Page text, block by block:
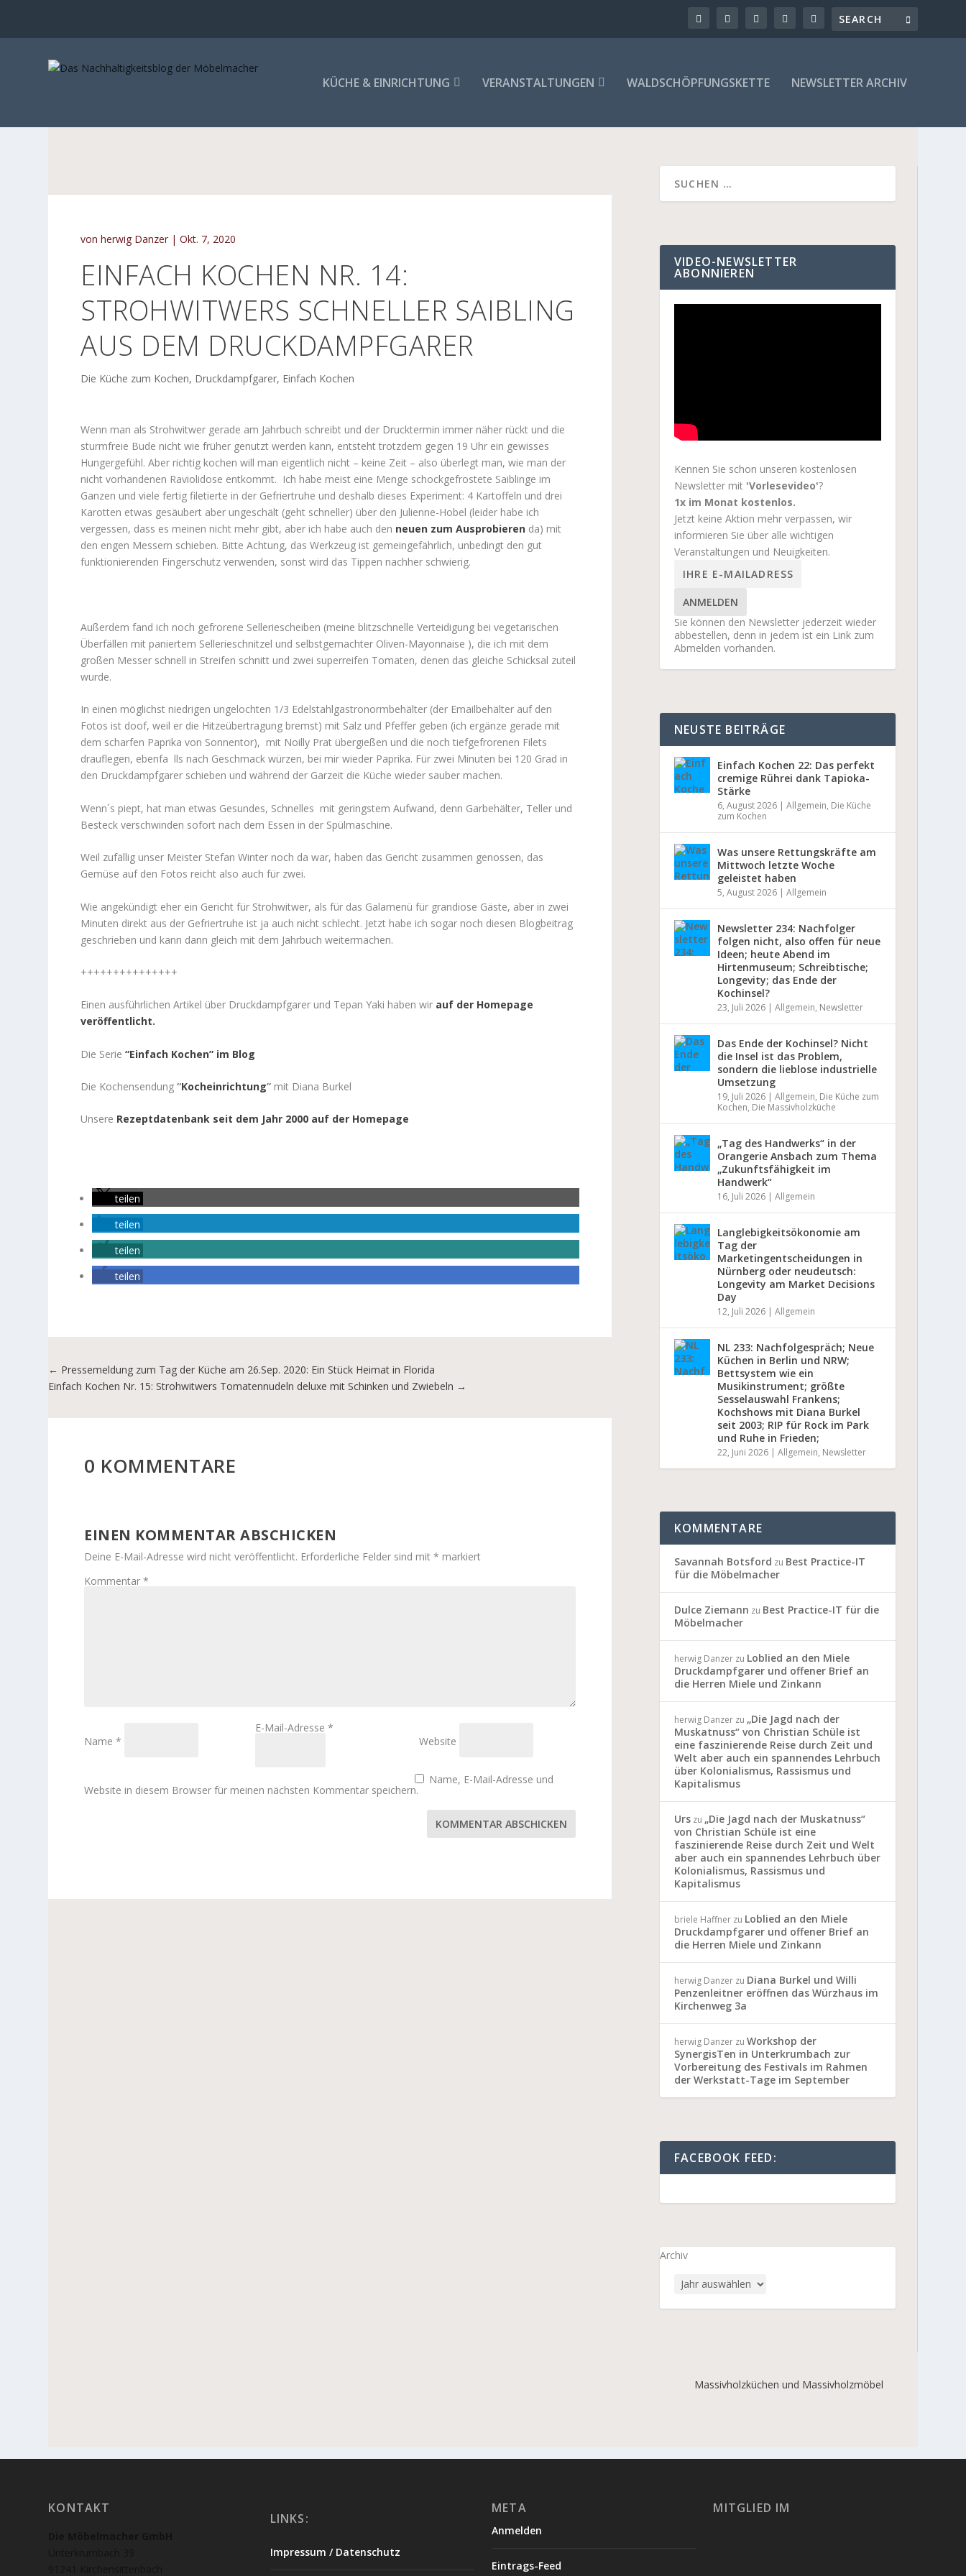
KÜCHE & EINRICHTUNG VERANSTALTUNGEN WALDSCHÖPFUNGSKETTE NEWSLETTER ARCHIV
vonherwig Danzer |Okt. 7, 2020
EINFACH KOCHEN NR. 14:
STROHWITWERS SCHNELLER SAIBLING
AUS DEM DRUCKDAMPFGARER
Die Küche zum Kochen, Druckdampfgarer, Einfach Kochen
Wenn man als Strohwitwer gerade am Jahrbuch schreibt und der Drucktermin immer näher rückt und die
sturmfreie Bude nicht wie früher genutzt werden kann, entsteht trotzdem gegen 19 Uhr ein gewisses
Hungergefühl. Aber richtig kochen will man eigentlich nicht – keine Zeit – also überlegt man, wie man der
nicht vorhandenen Raviolidose entkommt. Ich habe meist eine Menge schockgefrostete Saiblinge im
Ganzen und viele fertig filetierte in der Gefriertruhe und deshalb dieses Experiment: 4 Kartoffeln und drei
Karotten etwas gesäubert aber ungeschält (geht schneller) über den Julienne-Hobel (leider habe ich
vergessen, dass es meinen nicht mehr gibt, aber ich habe auch den neuen zum Ausprobieren da) mit
den engen Messern schieben. Bitte Achtung, das Werkzeug ist gemeingefährlich, unbedingt den gut
funktionierenden Fingerschutz verwenden, sonst wird das Tippen nachher schwierig.
Außerdem fand ich noch gefrorene Selleriescheiben (meine blitzschnelle Verteidigung bei vegetarischen
Überfällen mit paniertem Sellerieschnitzel und selbstgemachter Oliven-Mayonnaise ), die ich mit dem
großen Messer schnell in Streifen schnitt und zwei superreifen Tomaten, denen das gleiche Schicksal zuteil
wurde.
In einen möglichst niedrigen ungelochten 1/3 Edelstahlgastronormbehälter (der Emailbehälter auf den
Fotos ist doof, weil er die Hitzeübertragung bremst) mit Salz und Pfeffer geben (ich ergänze gerade mit
dem scharfen Paprika von Sonnentor), mit Noilly Prat übergießen und die noch tiefgefrorenen Filets
drauflegen, ebenfa lls nach Geschmack würzen, bei mir wieder Paprika. Für zwei Minuten bei 120 Grad in
den Druckdampfgarer schieben und während der Garzeit die Küche wieder sauber machen.
Wenn´s piept, hat man etwas Gesundes, Schnelles mit geringstem Aufwand, denn Garbehälter, Teller und
Besteck verschwinden sofort nach dem Essen in der Spülmaschine.
Weil zufällig unser Meister Stefan Winter noch da war, haben das Gericht zusammen genossen, das
Gemüse auf den Fotos reicht also auch für zwei.
Wie angekündigt eher ein Gericht für Strohwitwer, als für das Galamenü für grandiose Gäste, aber in zwei
Minuten direkt aus der Gefriertruhe ist ja auch nicht schlecht. Jetzt habe ich sogar noch diesen Blogbeitrag
geschrieben und kann dann gleich mit dem Jahrbuch weitermachen.
+++++++++++++++
Einen ausführlichen Artikel über Druckdampfgarer und Tepan Yaki haben wir auf der Homepage
veröffentlicht.
Die Serie“Einfach Kochen” im Blog
Die Kochensendung“Kocheinrichtung” mit Diana Burkel
Unsere Rezeptdatenbank seit dem Jahr 2000 auf der Homepage
teilen
teilen
teilen
teilen
← Pressemeldung zum Tag der Küche am 26.Sep. 2020: Ein Stück Heimat in Florida
Einfach Kochen Nr. 15: Strohwitwers Tomatennudeln deluxe mit Schinken und Zwiebeln →
0 KOMMENTARE
EINEN KOMMENTAR ABSCHICKEN
Deine E-Mail-Adresse wird nicht veröffentlicht. Erforderliche Felder sind mit* markiert
Kommentar*
Name*
E-Mail-Adresse*
Website
Name, E-Mail-Adresse und
Website in diesem Browser für meinen nächsten Kommentar speichern.
KOMMENTAR ABSCHICKEN
VIDEO-NEWSLETTER
ABONNIEREN
Kennen Sie schon unseren kostenlosen
Newsletter mit 'Vorlesevideo'?
1x im Monat kostenlos.
Jetzt keine Aktion mehr verpassen, wir
informieren Sie über alle wichtigen
Veranstaltungen und Neuigkeiten.
ANMELDEN
Sie können den Newsletter jederzeit wieder
abbestellen, denn in jedem ist ein Link zum
Abmelden vorhanden.
NEUSTE BEITRÄGE
Einfach Kochen 22: Das perfekt
cremige Rührei dank Tapioka-
Stärke
6, August 2026| Allgemein, Die Küche
zum Kochen
Was unsere Rettungskräfte am
Mittwoch letzte Woche
geleistet haben
5, August 2026| Allgemein
Newsletter 234: Nachfolger
folgen nicht, also offen für neue
Ideen; heute Abend im
Hirtenmuseum; Schreibtische;
Longevity; das Ende der
Kochinsel?
23, Juli 2026| Allgemein, Newsletter
Das Ende der Kochinsel? Nicht
die Insel ist das Problem,
sondern die lieblose industrielle
Umsetzung
19, Juli 2026| Allgemein, Die Küche zum
Kochen, Die Massivholzküche
„Tag des Handwerks“ in der
Orangerie Ansbach zum Thema
„Zukunftsfähigkeit im
Handwerk“
16, Juli 2026| Allgemein
Langlebigkeitsökonomie am
Tag der
Marketingentscheidungen in
Nürnberg oder neudeutsch:
Longevity am Market Decisions
Day
12, Juli 2026| Allgemein
NL 233: Nachfolgespräch; Neue
Küchen in Berlin und NRW;
Bettsystem wie ein
Musikinstrument; größte
Sesselauswahl Frankens;
Kochshows mit Diana Burkel
seit 2003; RIP für Rock im Park
und Ruhe in Frieden;
22, Juni 2026| Allgemein, Newsletter
KOMMENTARE
Savannah Botsford zu Best Practice-IT
für die Möbelmacher
Dulce Ziemann zu Best Practice-IT für die
Möbelmacher
herwig Danzerzu Loblied an den Miele
Druckdampfgarer und offener Brief an
die Herren Miele und Zinkann
herwig Danzerzu „Die Jagd nach der
Muskatnuss“ von Christian Schüle ist
eine faszinierende Reise durch Zeit und
Welt aber auch ein spannendes Lehrbuch
über Kolonialismus, Rassismus und
Kapitalismus
Urszu „Die Jagd nach der Muskatnuss“
von Christian Schüle ist eine
faszinierende Reise durch Zeit und Welt
aber auch ein spannendes Lehrbuch über
Kolonialismus, Rassismus und
Kapitalismus
briele Haffnerzu Loblied an den Miele
Druckdampfgarer und offener Brief an
die Herren Miele und Zinkann
herwig Danzerzu Diana Burkel und Willi
Penzenleitner eröffnen das Würzhaus im
Kirchenweg 3a
herwig Danzerzu Workshop der
SynergisTen in Unterkrumbach zur
Vorbereitung des Festivals im Rahmen
der Werkstatt-Tage im September
FACEBOOK FEED:
Archiv
Massivholzküchen und Massivholzmöbel
KONTAKT
LINKS:
Impressum / Datenschutz
META
Anmelden
Eintrags-Feed
MITGLIED IM